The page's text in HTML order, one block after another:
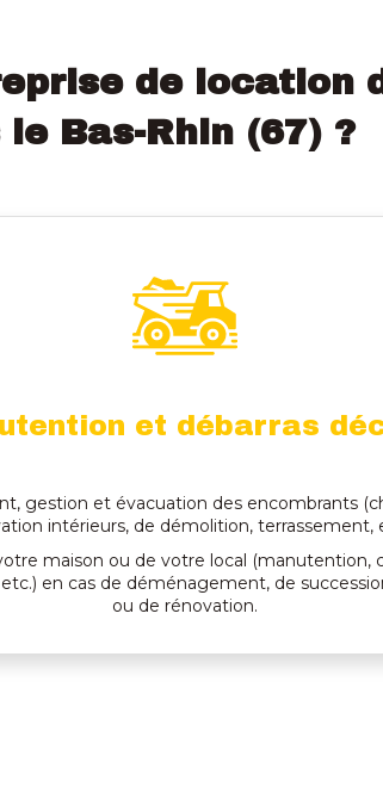
de location
Bas-Rhin (67) ?
et débarras
gestion et évacuation des encombrants
intérieurs, de démolition, terrassement,
maison ou de votre local (manutention,
en cas de déménagement, de
ou de rénovation.